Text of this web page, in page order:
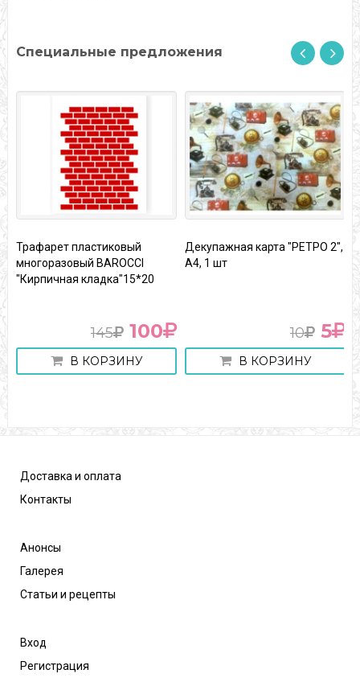
Специальные предложения
Трафарет пластиковый
многоразовый BAROCCI
"Кирпичная кладка"15*20
145 100
В КОРЗИНУ
Декупажная карта "РЕТРО 2",
А4, 1 шт
10 5
В КОРЗИНУ
Доставка и оплата
Контакты
Анонсы
Галерея
Статьи и рецепты
Вход
Регистрация